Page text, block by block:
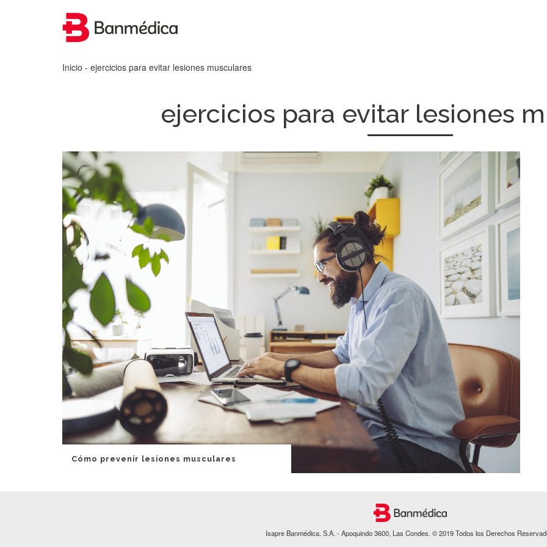
Inicio - ejercicios para evitar lesiones musculares
ejercicios para evitar lesiones
Cómo prevenir lesiones musculares
Isapre Banmédica. S.A. - Apoquindo 3600, Las Condes. © 2019 Todos los Derechos